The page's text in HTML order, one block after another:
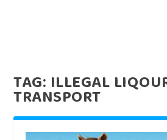
TAG: ILLEGAL
TRANSPORT